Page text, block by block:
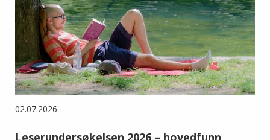
02.07.2026
Leserundersøkelsen 2026 – hovedfunn